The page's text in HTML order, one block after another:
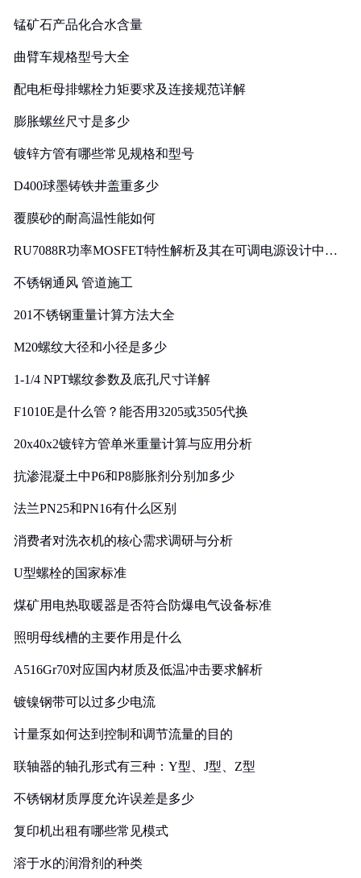
锰矿石产品化合水含量
曲臂车规格型号大全
配电柜母排螺栓力矩要求及连接规范详解
膨胀螺丝尺寸是多少
镀锌方管有哪些常见规格和型号
D400球墨铸铁井盖重多少
覆膜砂的耐高温性能如何
RU7088R功率MOSFET特性解析及其在可调电源设计中的
不锈钢通风 管道施工
201不锈钢重量计算方法大全
M20螺纹大径和小径是多少
1-1/4 NPT螺纹参数及底孔尺寸详解
F1010E是什么管？能否用3205或3505代换
20x40x2镀锌方管单米重量计算与应用分析
抗渗混凝土中P6和P8膨胀剂分别加多少
法兰PN25和PN16有什么区别
消费者对洗衣机的核心需求调研与分析
U型螺栓的国家标准
煤矿用电热取暖器是否符合防爆电气设备标准
照明母线槽的主要作用是什么
A516Gr70对应国内材质及低温冲击要求解析
镀镍钢带可以过多少电流
计量泵如何达到控制和调节流量的目的
联轴器的轴孔形式有三种：Y型、J型、Z型
不锈钢材质厚度允许误差是多少
复印机出租有哪些常见模式
溶于水的润滑剂的种类